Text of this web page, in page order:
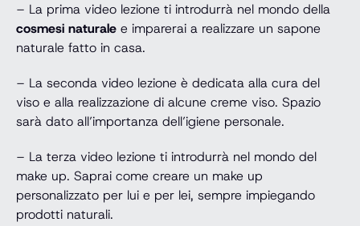
– La prima video lezione ti introdurrà nel mondo della
cosmesi naturale e imparerai a realizzare un sapone
naturale fatto in casa.
– La seconda video lezione è dedicata alla cura del
viso e alla realizzazione di alcune creme viso. Spazio
sarà dato all’importanza dell’igiene personale.
– La terza video lezione ti introdurrà nel mondo del
make up. Saprai come creare un make up
personalizzato per lui e per lei, sempre impiegando
prodotti naturali.